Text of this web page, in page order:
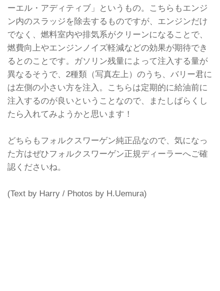
ーエル・アディティブ」というもの。こちらもエンジ
ン内のスラッジを除去するものですが、エンジンだけ
でなく、燃料室内や排気系がクリーンになることで、
燃費向上やエンジンノイズ軽減などの効果が期待でき
るとのことです。ガソリン残量によって注入する量が
異なるそうで、2種類（写真左上）のうち、バリー君に
は左側の小さい方を注入。こちらは定期的に給油前に
注入するのが良いということなので、またしばらくし
たら入れてみようかと思います！
どちらもフォルクスワーゲン純正品なので、気になっ
た方はぜひフォルクスワーゲン正規ディーラーへご確
認くださいね。
(Text by Harry / Photos by H.Uemura)